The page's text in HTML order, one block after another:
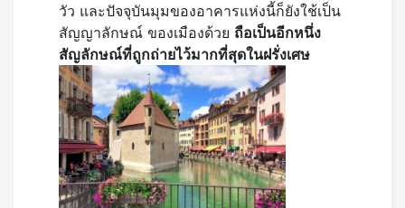
วัว และปัจจุบันมุมของอาคารแห่งนี้ก็ยังใช้เป็น
สัญญาลักษณ์ ของเมืองด้วย ถือเป็นอีกหนึ่ง
สัญลักษณ์ที่ถูกถ่ายไว้มากที่สุดในฝรั่งเศษ